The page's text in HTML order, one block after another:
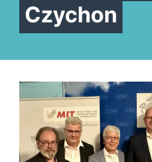
Czychon